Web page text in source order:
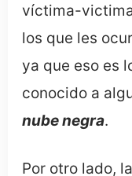
víctima-
los que les
ya que eso es
conocido a
nube negra.
Por otro lado,